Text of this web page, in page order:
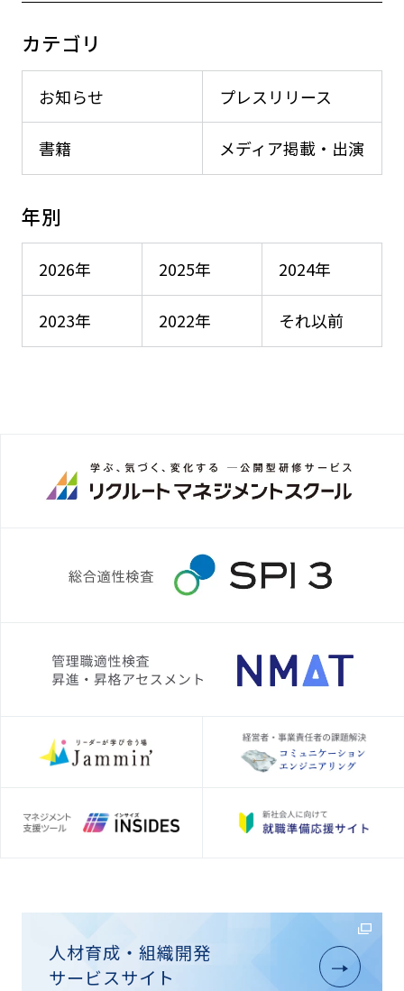
カテゴリ
お知らせ プレスリリース
メディア掲載・出演
書籍
年別
2026年 2025年 2024年
2023年 2022年 それ以前
人材育成・組織開発
サービスサイト